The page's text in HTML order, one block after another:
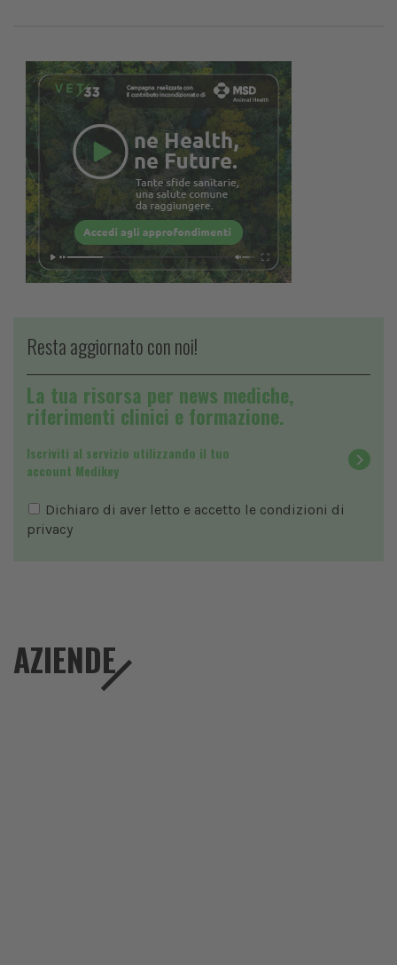
Resta aggiornato con noi!
La tua risorsa per news mediche,
riferimenti clinici e formazione.
Iscriviti al servizio utilizzando il tuo
account Medikey
Dichiaro di aver letto e accetto le condizioni di
privacy
AZIENDE